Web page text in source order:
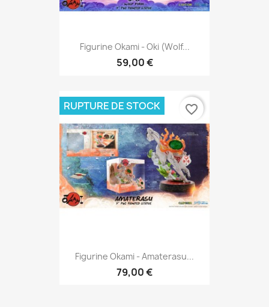
Figurine Okami - Oki (Wolf...
59,00 €
Figurine Okami - Amaterasu...
79,00 €
RUPTURE DE STOCK favorite_border